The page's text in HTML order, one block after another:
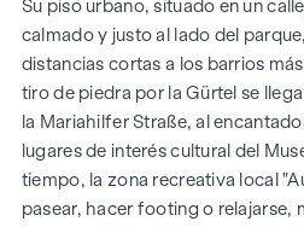
Pisos de 1 a 4 habitaciones
Jardines, balcones, logias y
Grandes alturas
Aparcamiento subterráneo | e-
Tranquilo patio interior
Sistema fotovoltaico en el
Sala común
Su piso urbano, situado en un
calmado y justo al lado del
distancias cortas a los barrios
tiro de piedra por la Gürtel se
la Mariahilfer Straße, al
lugares de interés cultural del
tiempo, la zona recreativa local
pasear, hacer footing o relajarse,